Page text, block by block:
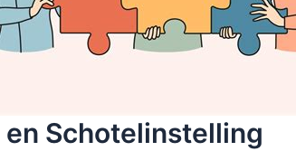
en Schotelinstelling